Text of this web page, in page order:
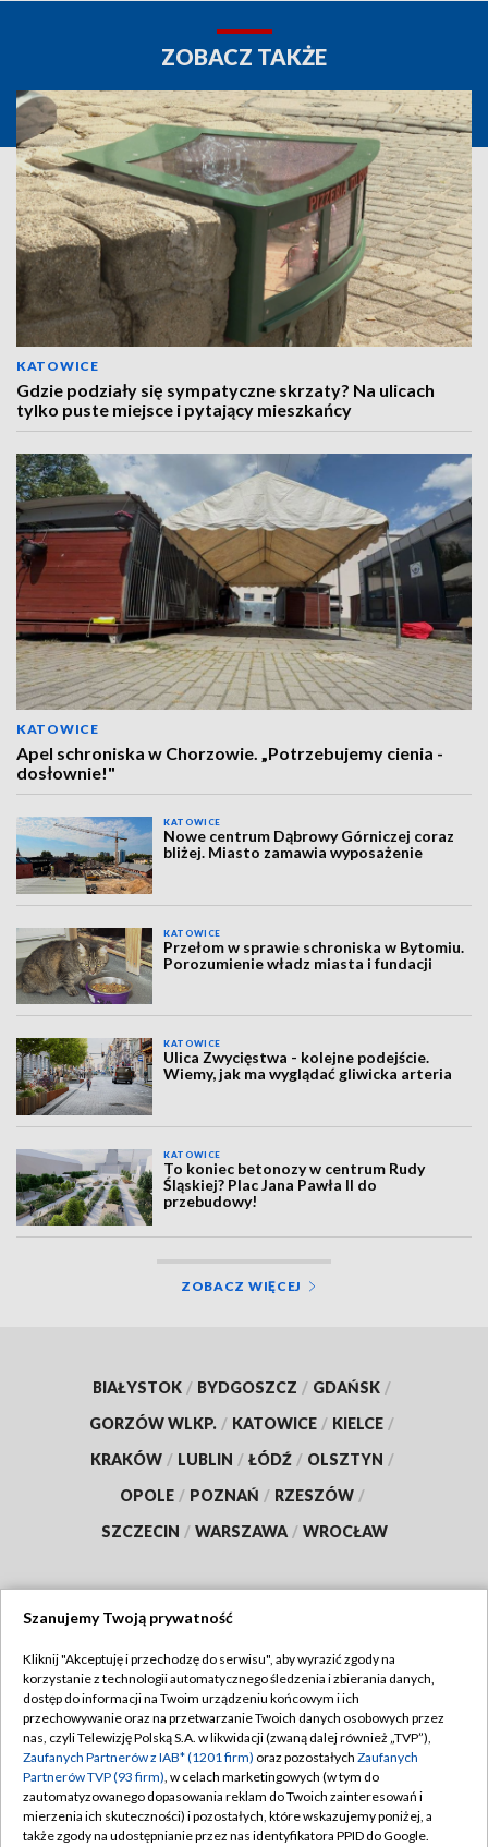
ZOBACZ TAKŻE
KATOWICE
Gdzie podziały się sympatyczne skrzaty? Na ulicach
tylko puste miejsce i pytający mieszkańcy
KATOWICE
Apel schroniska w Chorzowie. „Potrzebujemy cienia -
dosłownie!"
KATOWICE
Nowe centrum Dąbrowy Górniczej coraz
bliżej. Miasto zamawia wyposażenie
KATOWICE
Przełom w sprawie schroniska w Bytomiu.
Porozumienie władz miasta i fundacji
KATOWICE
Ulica Zwycięstwa - kolejne podejście.
Wiemy, jak ma wyglądać gliwicka arteria
KATOWICE
To koniec betonozy w centrum Rudy
Śląskiej? Plac Jana Pawła II do
przebudowy!
ZOBACZ WIĘCEJ
BIAŁYSTOK / BYDGOSZCZ / GDAŃSK /
GORZÓW WLKP. / KATOWICE / KIELCE /
KRAKÓW / LUBLIN / ŁÓDŹ / OLSZTYN /
OPOLE / POZNAŃ / RZESZÓW /
SZCZECIN / WARSZAWA / WROCŁAW
TVP
Abonament TVP
Emisja w TVP
Centrum informacji TVP
Naziemna Telewizja Cyfrowa
Regulamin TVP
Polityka prywatności
Moje zgody
Pomoc
Szanujemy Twoją prywatność
Kliknij "Akceptuję i przechodzę do serwisu", aby wyrazić zgody na
korzystanie z technologii automatycznego śledzenia i zbierania danych,
dostęp do informacji na Twoim urządzeniu końcowym i ich
przechowywanie oraz na przetwarzanie Twoich danych osobowych przez
nas, czyli Telewizję Polską S.A. w likwidacji (zwaną dalej również „TVP”),
Zaufanych Partnerów z IAB* (1201 firm) oraz pozostałych Zaufanych
Partnerów TVP (93 firm), w celach marketingowych (w tym do
zautomatyzowanego dopasowania reklam do Twoich zainteresowań i
mierzenia ich skuteczności) i pozostałych, które wskazujemy poniżej, a
także zgody na udostępnianie przez nas identyfikatora PPID do Google.